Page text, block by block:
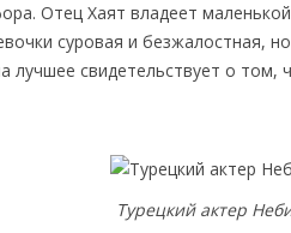
Отец Хаят владеет
суровая и безжалостная,
лучшее свидетельствует о
Турецкий актер